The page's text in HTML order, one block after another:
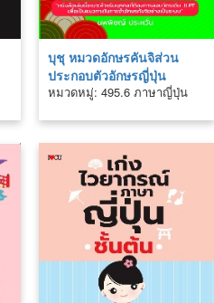
บุชุ หมวดอักษรคันจิส่วน
ประกอบตัวอักษรญี่ปุ่น
หมวดหมู่: 495.6 ภาษาญี่ปุ่น